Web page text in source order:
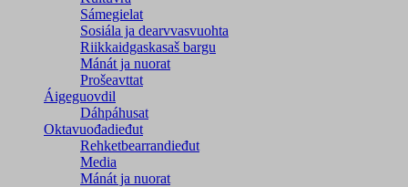
Sámegielat
Sosiála ja dearvvasvuohta
Riikkaidgaskasaš bargu
Mánát ja nuorat
Prošeavttat
Áigeguovdil
Dáhpáhusat
Oktavuođadieđut
Rehketbearrandieđut
Media
Mánát ja nuorat